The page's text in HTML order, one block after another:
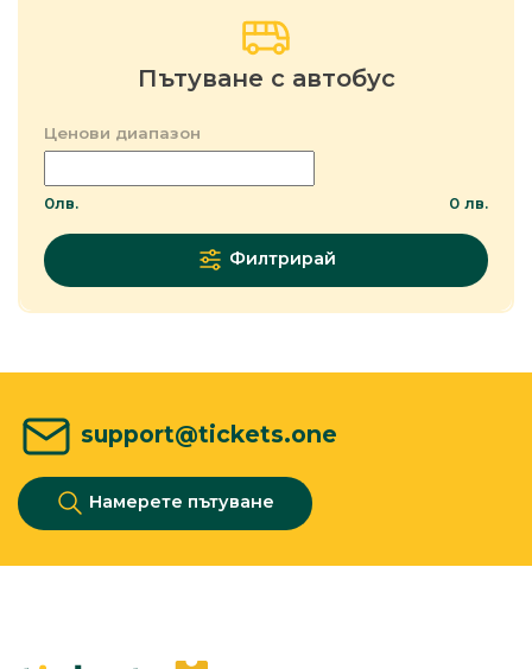
Пътуване с автобус
Ценови диапазон
0лв. 0 лв.
Филтрирай
support@tickets.one
Намерете пътуване